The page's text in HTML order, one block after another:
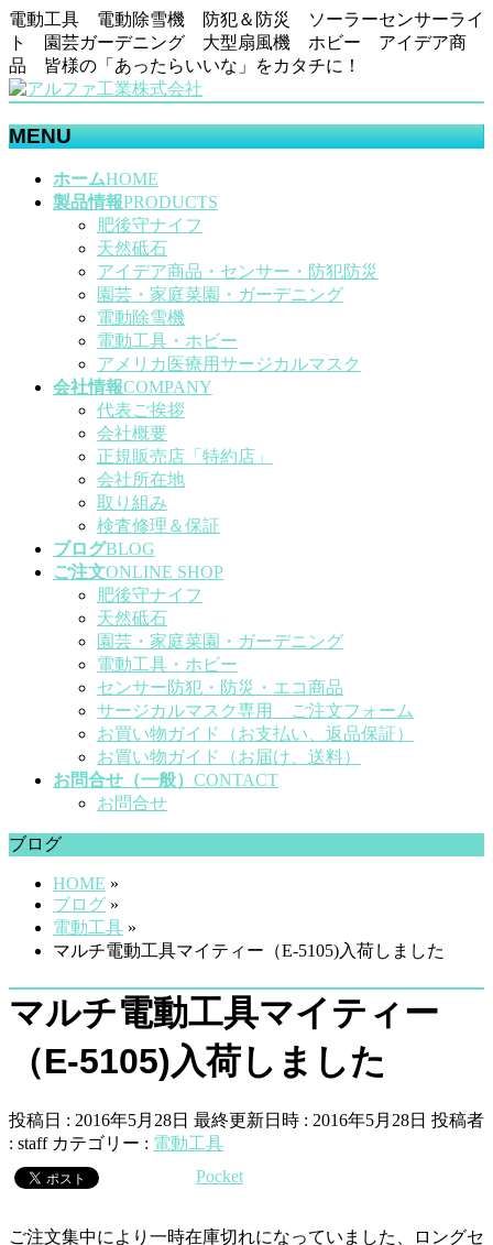
電動工具 電動除雪機 防犯＆防災 ソーラーセンサーライ
ト 園芸ガーデニング 大型扇風機 ホビー アイデア商
品 皆様の「あったらいいな」をカタチに！
MENU
ホームHOME
製品情報PRODUCTS
肥後守ナイフ
天然砥石
アイデア商品・センサー・防犯防災
園芸・家庭菜園・ガーデニング
電動除雪機
電動工具・ホビー
アメリカ医療用サージカルマスク
会社情報COMPANY
代表ご挨拶
会社概要
正規販売店「特約店」
会社所在地
取り組み
検査修理＆保証
ブログBLOG
ご注文ONLINE SHOP
肥後守ナイフ
天然砥石
園芸・家庭菜園・ガーデニング
電動工具・ホビー
センサー防犯・防災・エコ商品
サージカルマスク専用 ご注文フォーム
お買い物ガイド（お支払い、返品保証）
お買い物ガイド（お届け、送料）
お問合せ（一般） CONTACT
お問合せ
ブログ
HOME »
ブログ »
電動工具 »
マルチ電動工具マイティー（E-5105)入荷しました
マルチ電動工具マイティー
（E-5105)入荷しました
投稿日 : 2016年5月28日 最終更新日時 : 2016年5月28日 投稿者
: staff カテゴリー : 電動工具
Pocket
ご注文集中により一時在庫切れになっていました、ロングセ